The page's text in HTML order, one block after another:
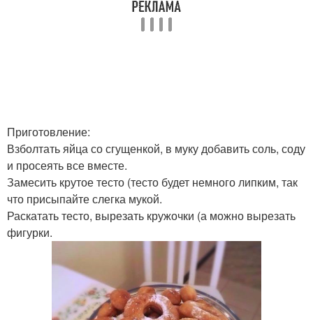
Приготовление:
Взболтать яйца со сгущенкой, в муку добавить соль, соду
и просеять все вместе.
Замесить крутое тесто (тесто будет немного липким, так
что присыпайте слегка мукой.
Раскатать тесто, вырезать кружочки (а можно вырезать
фигурки.